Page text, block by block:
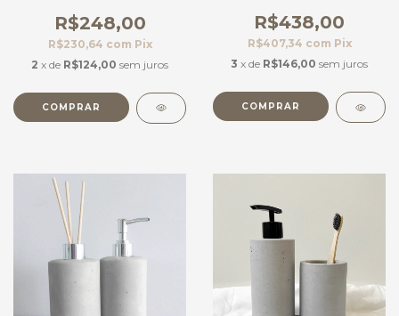
R$248,00
R$230,64 com Pix
2 x de R$124,00 sem juros
COMPRAR
R$438,00
R$407,34 com Pix
3 x de R$146,00 sem juros
COMPRAR